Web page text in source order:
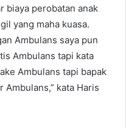
biaya perobatan anak
yang maha kuasa.
Ambulans saya pun
Ambulans tapi kata
Ambulans tapi bapak
Ambulans,” kata Haris